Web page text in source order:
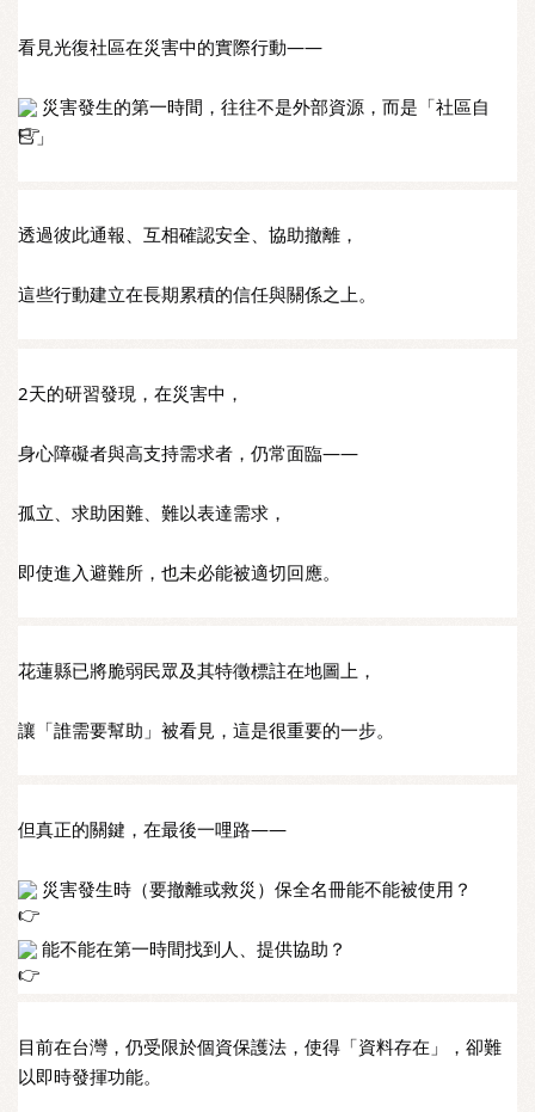
看見光復社區在災害中的實際行動——
災害發生的第一時間，往往不是外部資源，而是「社區自
己」
透過彼此通報、互相確認安全、協助撤離，
這些行動建立在長期累積的信任與關係之上。
2天的研習發現，在災害中，
身心障礙者與高支持需求者，仍常面臨——
孤立、求助困難、難以表達需求，
即使進入避難所，也未必能被適切回應。
花蓮縣已將脆弱民眾及其特徵標註在地圖上，
讓「誰需要幫助」被看見，這是很重要的一步。
但真正的關鍵，在最後一哩路——
災害發生時（要撤離或救災）保全名冊能不能被使用？
能不能在第一時間找到人、提供協助？
目前在台灣，仍受限於個資保護法，使得「資料存在」，卻難
以即時發揮功能。